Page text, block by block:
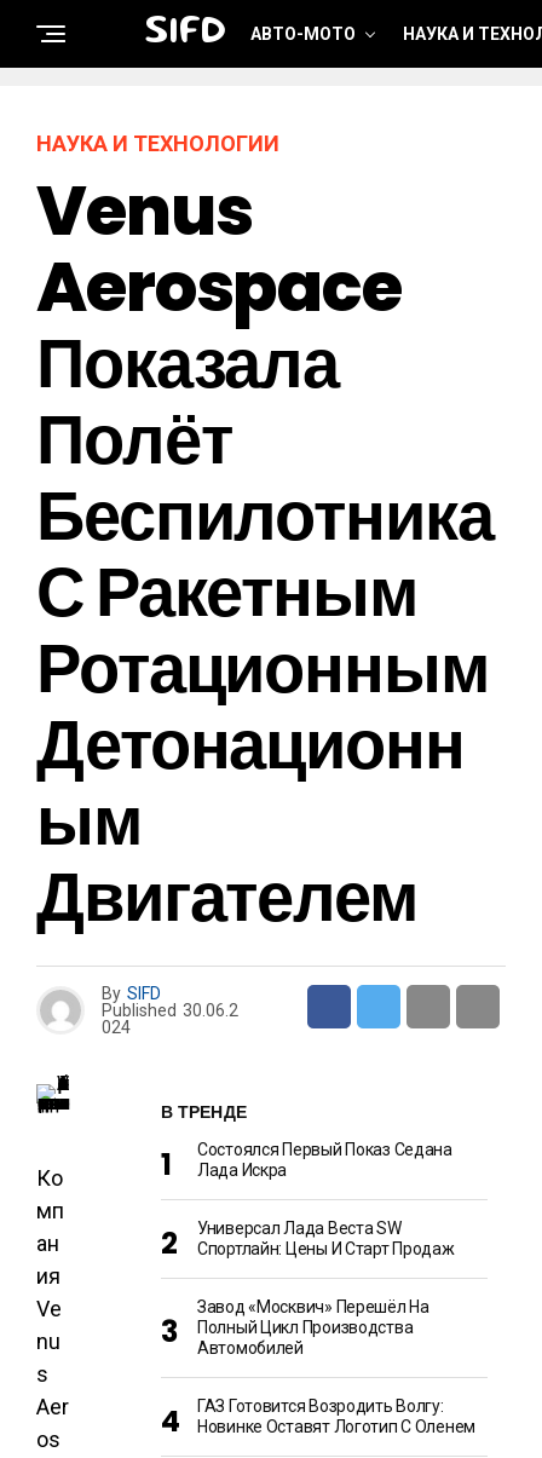
SIFD АВТО-МОТО НАУКА И
НАУКА И ТЕХНОЛОГИИ
Venus
Aerospace
Показала
Полёт
Беспилотника
С Ракетным
Ротационным
Детонационн
Ым
Двигателем
By SIFD
Published 30.06.2
024
Ко
мп
ан
ия
Ve
nu
s
Aer
os
В ТРЕНДЕ
Состоялся Первый Показ Седана
Лада Искра
Универсал Лада Веста SW
Спортлайн: Цены И Старт Продаж
Завод «Москвич» Перешёл На
Полный Цикл Производства
Автомобилей
ГАЗ Готовится Возродить Волгу:
Новинке Оставят Логотип С Оленем